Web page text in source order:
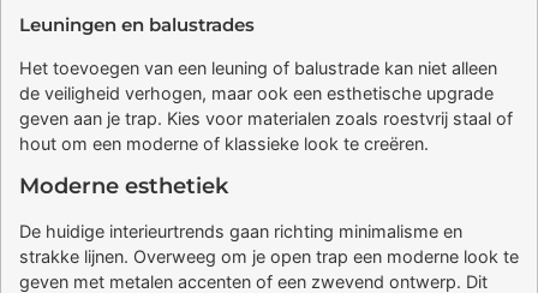
Leuningen en balustrades
Het toevoegen van een leuning of balustrade kan niet alleen
de veiligheid verhogen, maar ook een esthetische upgrade
geven aan je trap. Kies voor materialen zoals roestvrij staal of
hout om een moderne of klassieke look te creëren.
Moderne esthetiek
De huidige interieurtrends gaan richting minimalisme en
strakke lijnen. Overweeg om je open trap een moderne look te
geven met metalen accenten of een zwevend ontwerp. Dit